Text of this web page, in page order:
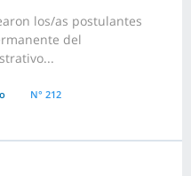
los/as postulantes
del
N° 212